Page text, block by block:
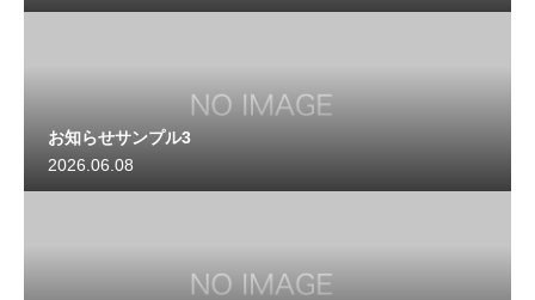
お知らせサンプル3
2026.06.08